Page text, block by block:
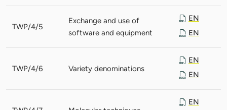
TWP/4/5
Exchange and use of
software and equipment
EN
EN
TWP/4/6 Variety denominations
EN
EN
EN